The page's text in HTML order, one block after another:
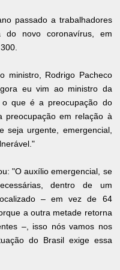
passado a trabalhadores
do novo coronavírus, em
ministro, Rodrigo Pacheco
eu vim ao ministro da
o que é a preocupação do
preocupação em relação à
seja urgente, emergencial,
"O auxílio emergencial, se
dentro de um
– em vez de 64
a outra metade retorna
–, isso nós vamos nos
do Brasil exige essa